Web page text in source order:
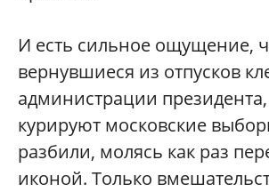
И есть сильное ощущение,
вернувшиеся из отпусков
администрации
курируют московские
разбили, молясь как раз
иконой. Только